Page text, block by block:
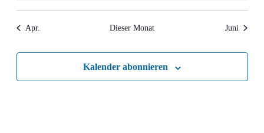
Apr. Dieser Monat Juni
Kalender abonnieren